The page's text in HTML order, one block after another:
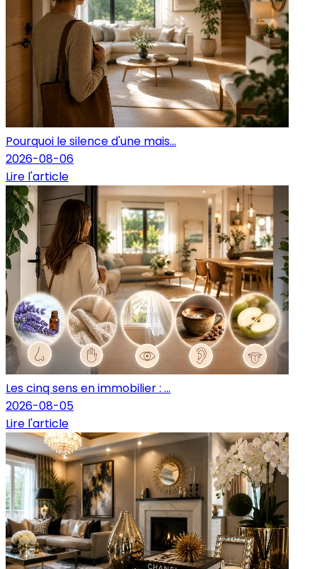
Pourquoi le silence d'une mais...
2026-08-06
Lire l'article
Les cinq sens en immobilier : ...
2026-08-05
Lire l'article